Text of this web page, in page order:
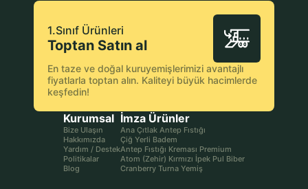
Kurumsal
Bize Ulaşın
Hakkımızda
Yardım / Destek
Politikalar
Blog
İmza Ürünler
Ana Çıtlak Antep Fıstığı
Çiğ Yerli Badem
Antep Fıstığı Kreması Premium
Atom (Zehir) Kırmızı İpek Pul Biber
Cranberry Turna Yemiş
1.Sınıf Ürünleri
Toptan Satın al
En taze ve doğal kuruyemişlerimizi avantajlı
fiyatlarla toptan alın. Kaliteyi büyük hacimlerde
keşfedin!